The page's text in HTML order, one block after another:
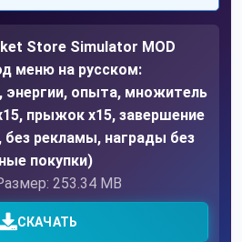
Store Simulator MOD
меню на русском:
энергии, опыта, множитель
прыжок x15, завершение
без рекламы, награды без
покупки)
253.34 MB
СКАЧАТЬ